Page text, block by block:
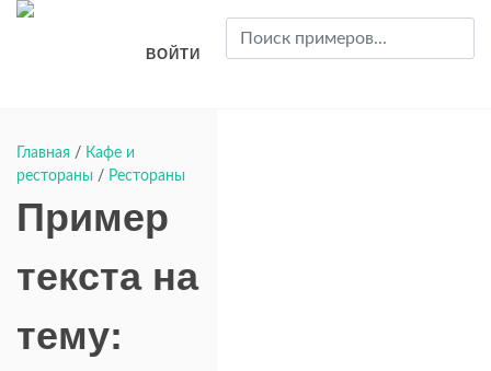
ВОЙТИ
Главная / Кафе и
рестораны / Рестораны
Пример
текста на
тему: